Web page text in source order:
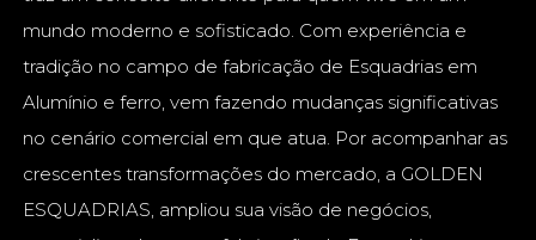
mundo moderno e sofisticado. Com experiência e
tradição no campo de fabricação de Esquadrias em
Alumínio e ferro, vem fazendo mudanças significativas
no cenário comercial em que atua. Por acompanhar as
crescentes transformações do mercado, a GOLDEN
ESQUADRIAS, ampliou sua visão de negócios,